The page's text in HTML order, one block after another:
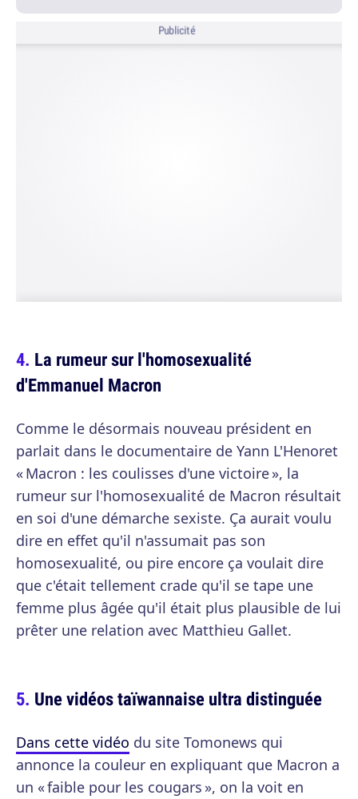
Publicité
La rumeur sur l'homosexualité
d'Emmanuel Macron
Comme le désormais nouveau président en
parlait dans le documentaire de Yann L'Henoret
« Macron : les coulisses d'une victoire », la
rumeur sur l'homosexualité de Macron résultait
en soi d'une démarche sexiste. Ça aurait voulu
dire en effet qu'il n'assumait pas son
homosexualité, ou pire encore ça voulait dire
que c'était tellement crade qu'il se tape une
femme plus âgée qu'il était plus plausible de lui
prêter une relation avec Matthieu Gallet.
Une vidéos taïwannaise ultra distinguée
Dans cette vidéo du site Tomonews qui
annonce la couleur en expliquant que Macron a
un « faible pour les cougars », on la voit en